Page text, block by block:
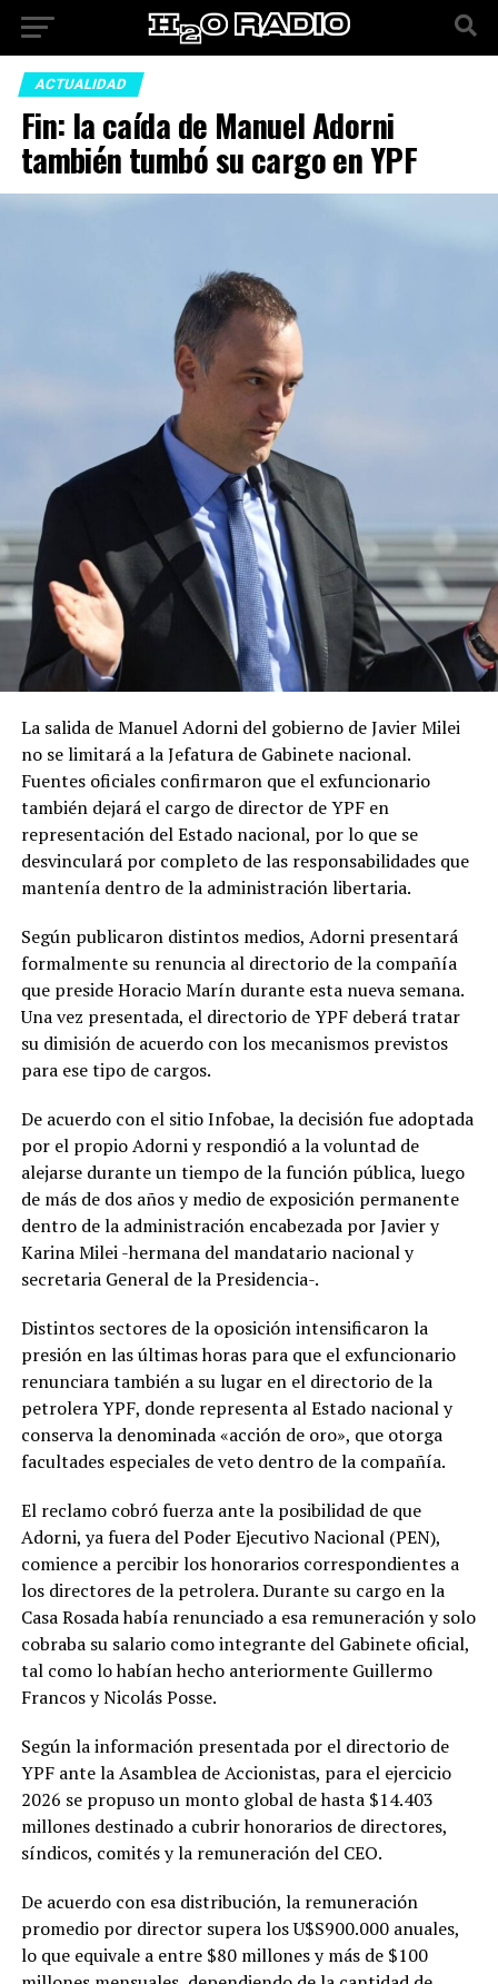
ACTUALIDAD
Fin: la caída de Manuel Adorni
también tumbó su cargo en YPF
La salida de Manuel Adorni del gobierno de Javier Milei
no se limitará a la Jefatura de Gabinete nacional.
Fuentes oficiales confirmaron que el exfuncionario
también dejará el cargo de director de YPF en
representación del Estado nacional, por lo que se
desvinculará por completo de las responsabilidades que
mantenía dentro de la administración libertaria.
Según publicaron distintos medios, Adorni presentará
formalmente su renuncia al directorio de la compañía
que preside Horacio Marín durante esta nueva semana.
Una vez presentada, el directorio de YPF deberá tratar
su dimisión de acuerdo con los mecanismos previstos
para ese tipo de cargos.
De acuerdo con el sitio Infobae, la decisión fue adoptada
por el propio Adorni y respondió a la voluntad de
alejarse durante un tiempo de la función pública, luego
de más de dos años y medio de exposición permanente
dentro de la administración encabezada por Javier y
Karina Milei -hermana del mandatario nacional y
secretaria General de la Presidencia-.
Distintos sectores de la oposición intensificaron la
presión en las últimas horas para que el exfuncionario
renunciara también a su lugar en el directorio de la
petrolera YPF, donde representa al Estado nacional y
conserva la denominada «acción de oro», que otorga
facultades especiales de veto dentro de la compañía.
El reclamo cobró fuerza ante la posibilidad de que
Adorni, ya fuera del Poder Ejecutivo Nacional (PEN),
comience a percibir los honorarios correspondientes a
los directores de la petrolera. Durante su cargo en la
Casa Rosada había renunciado a esa remuneración y solo
cobraba su salario como integrante del Gabinete oficial,
tal como lo habían hecho anteriormente Guillermo
Francos y Nicolás Posse.
Según la información presentada por el directorio de
YPF ante la Asamblea de Accionistas, para el ejercicio
2026 se propuso un monto global de hasta $14.403
millones destinado a cubrir honorarios de directores,
síndicos, comités y la remuneración del CEO.
De acuerdo con esa distribución, la remuneración
promedio por director supera los U$S900.000 anuales,
lo que equivale a entre $80 millones y más de $100